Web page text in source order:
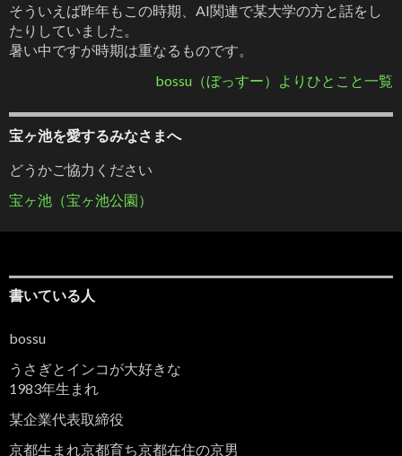
そういえば昨年もこの時期、AI関連で某大学の方と話をし
たりしていました。
暑い中ですが時期は重なるものです。
bossu（ぼっすー）よりひとこと一覧
宝ヶ池を愛するみなさまへ
どうかご協力ください
宝ヶ池（宝ヶ池公園）
書いている人
bossu
うさぎとインコが大好きな
1983年生まれ
某企業代表取締役
京都生まれ京都育ち京都在住の京男